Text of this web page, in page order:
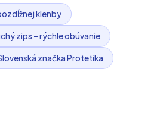
klenby
zips – rýchle obúvanie
značka Protetika